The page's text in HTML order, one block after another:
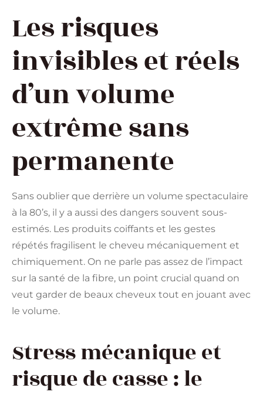
Les risques
invisibles et réels
d’un volume
extrême sans
permanente
Sans oublier que derrière un volume spectaculaire
à la 80’s, il y a aussi des dangers souvent sous-
estimés. Les produits coiffants et les gestes
répétés fragilisent le cheveu mécaniquement et
chimiquement. On ne parle pas assez de l’impact
sur la santé de la fibre, un point crucial quand on
veut garder de beaux cheveux tout en jouant avec
le volume.
Stress mécanique et
risque de casse : le